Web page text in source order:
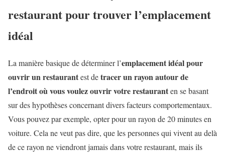
restaurant pour trouver l’emplacement
idéal
La manière basique de déterminer l’emplacement idéal pour
ouvrir un restaurantest detracer un rayon autour de
l’endroit où vous voulez ouvrir votre restauranten se basant
sur des hypothèses concernant divers facteurs comportementaux.
Vous pouvez par exemple, opter pour un rayon de 20 minutes en
voiture. Cela ne veut pas dire, que les personnes qui vivent au delà
de ce rayon ne viendront jamais dans votre restaurant, mais ils